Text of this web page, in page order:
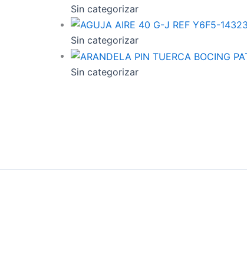
Sin categorizar
Sin categorizar
Sin categorizar